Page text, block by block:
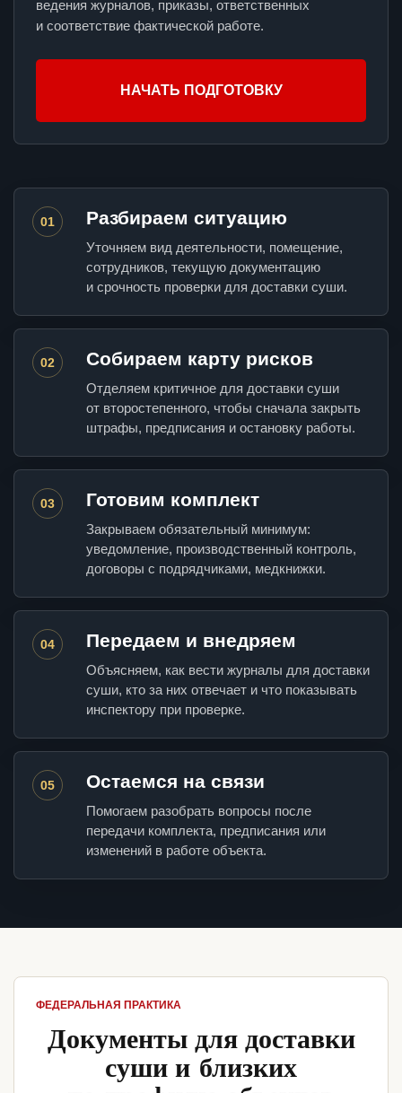
ведения журналов, приказы, ответственных
и соответствие фактической работе.
НАЧАТЬ ПОДГОТОВКУ
01 Разбираем ситуацию
Уточняем вид деятельности, помещение,
сотрудников, текущую документацию
и срочность проверки для доставки суши.
02 Собираем карту рисков
Отделяем критичное для доставки суши
от второстепенного, чтобы сначала закрыть
штрафы, предписания и остановку работы.
03 Готовим комплект
Закрываем обязательный минимум:
уведомление, производственный контроль,
договоры с подрядчиками, медкнижки.
04 Передаем и внедряем
Объясняем, как вести журналы для доставки
суши, кто за них отвечает и что показывать
инспектору при проверке.
05 Остаемся на связи
Помогаем разобрать вопросы после
передачи комплекта, предписания или
изменений в работе объекта.
ФЕДЕРАЛЬНАЯ ПРАКТИКА
Документы для доставки
суши и близких